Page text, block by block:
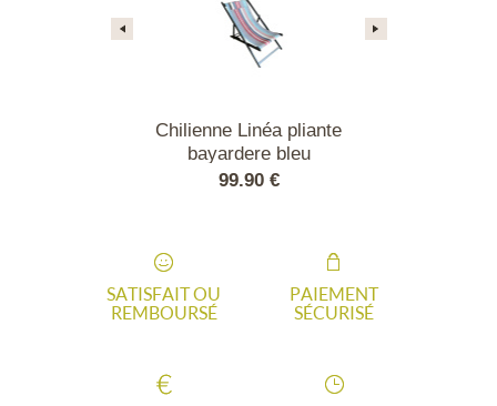
Chilienne Linéa pliante
bayardere bleu
99.90 €
SATISFAIT OU
REMBOURSÉ
PAIEMENT
SÉCURISÉ